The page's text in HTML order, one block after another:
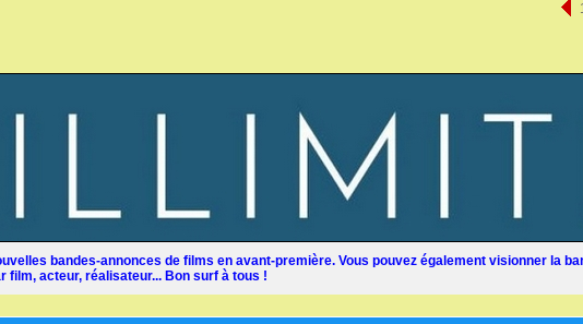
bandes-annonces de films en avant-première. Vous pouvez également visionner la
acteur, réalisateur... Bon surf à tous !